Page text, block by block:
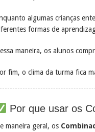
algumas crianças
formas de
maneira, os alunos
fim, o clima da turma fica
Por que usar os
maneira geral, os